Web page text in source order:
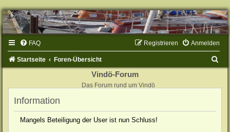
FAQ Anmelden
Registrieren
Startseite Foren-Übersicht
Vindö-Forum
Das Forum rund um Vindö
Information
Mangels Beteiligung der User ist nun Schluss!